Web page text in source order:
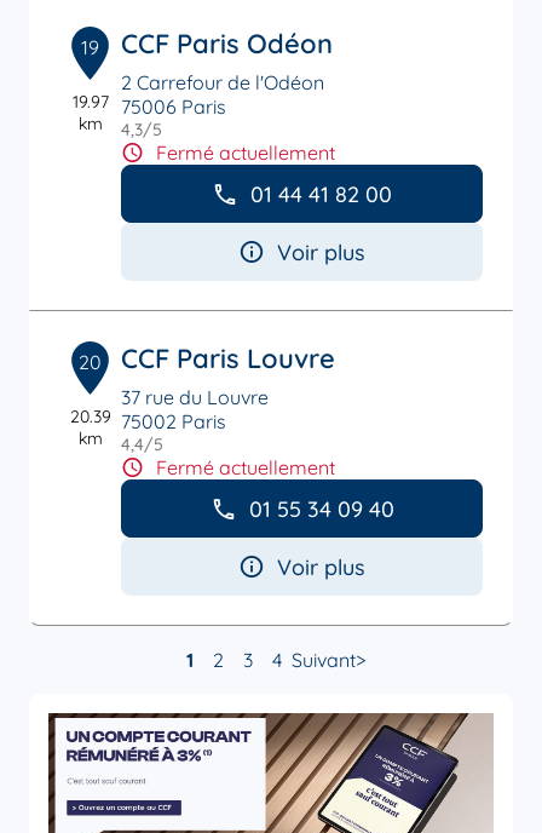
19
19.97
km
CCF Paris Odéon
2 Carrefour de l'Odéon
75006 Paris
4,3/5
Fermé actuellement
01 44 41 82 00
Voir plus
20
20.39
km
CCF Paris Louvre
37 rue du Louvre
75002 Paris
4,4/5
Fermé actuellement
01 55 34 09 40
Voir plus
1 2 3 4 Suivant